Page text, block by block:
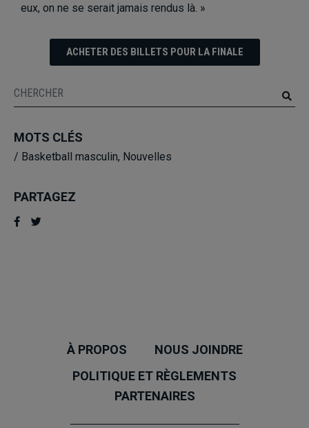
eux, on ne se serait jamais rendus là. »
ACHETER DES BILLETS POUR LA FINALE
MOTS CLÉS
/ Basketball masculin, Nouvelles
PARTAGEZ
À PROPOS
NOUS JOINDRE
POLITIQUE ET RÈGLEMENTS
PARTENAIRES